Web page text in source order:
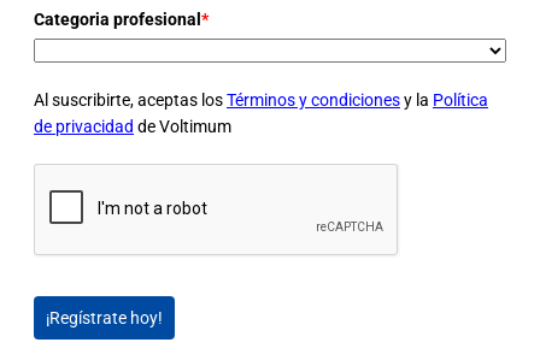
Categoria profesional *
Al suscribirte, aceptas losTérminos y condicionesy la Política
de privacidad de Voltimum
¡Regístrate hoy!